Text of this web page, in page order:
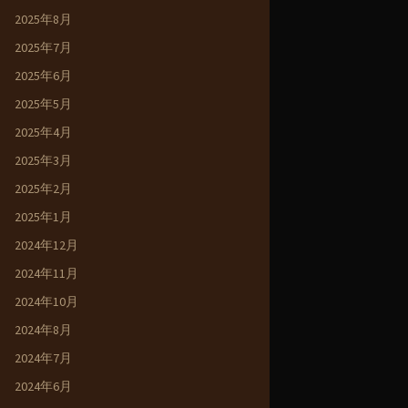
2025年8月
2025年7月
2025年6月
2025年5月
2025年4月
2025年3月
2025年2月
2025年1月
2024年12月
2024年11月
2024年10月
2024年8月
2024年7月
2024年6月